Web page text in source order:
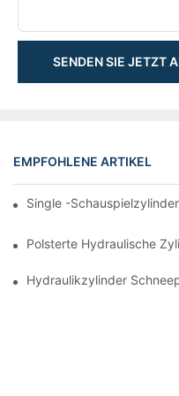
SENDEN SIE JETZT
EMPFOHLENE ARTIKEL
Single -
Polsterte Hydraulische
Hydraulikzylinder